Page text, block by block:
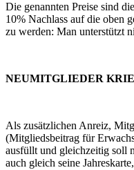
Die genannten Preise sind
10% Nachlass auf die oben
zu werden: Man unterstützt
NEUMITGLIEDER
Als zusätzlichen Anreiz,
(Mitgliedsbeitrag für
ausfüllt und gleichzeitig soll
auch gleich seine